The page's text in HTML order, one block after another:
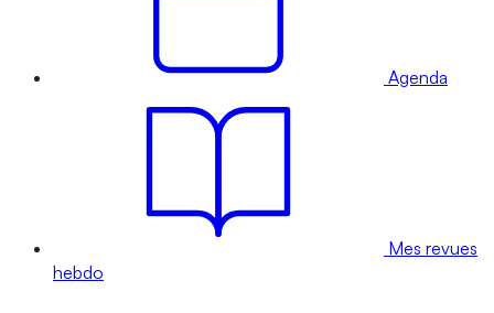
Agenda
Mes revues
hebdo